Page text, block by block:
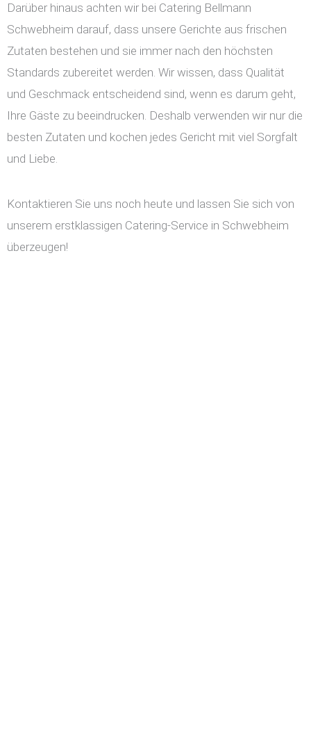
Darüber hinaus achten wir bei Catering Bellmann
Schwebheim darauf, dass unsere Gerichte aus frischen
Zutaten bestehen und sie immer nach den höchsten
Standards zubereitet werden. Wir wissen, dass Qualität
und Geschmack entscheidend sind, wenn es darum geht,
Ihre Gäste zu beeindrucken. Deshalb verwenden wir nur die
besten Zutaten und kochen jedes Gericht mit viel Sorgfalt
und Liebe.
Kontaktieren Sie uns noch heute und lassen Sie sich von
unserem erstklassigen Catering-Service in Schwebheim
überzeugen!